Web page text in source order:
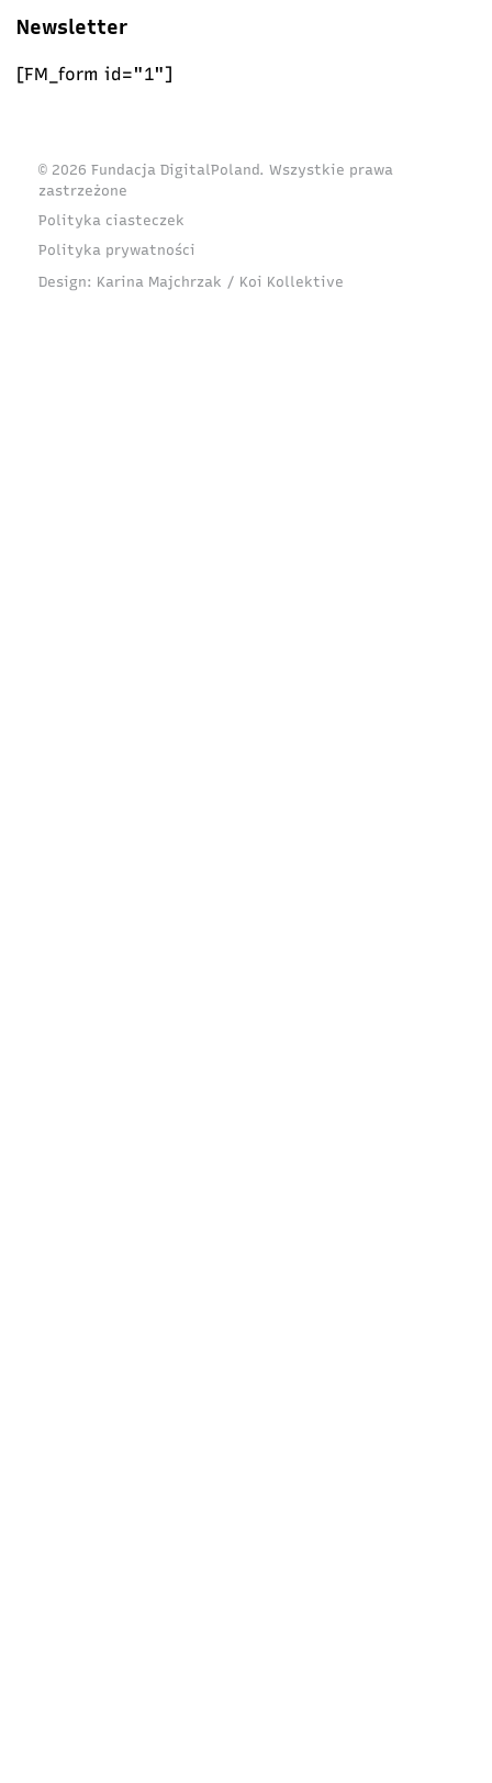
Newsletter
[FM_form id="1"]
© 2026 Fundacja DigitalPoland. Wszystkie prawa
zastrzeżone
Polityka ciasteczek
Polityka prywatności
Design: Karina Majchrzak / Koi Kollektive